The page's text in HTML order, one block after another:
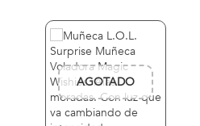
sorpresas y
accesorios. 17 cm
AGOTADO